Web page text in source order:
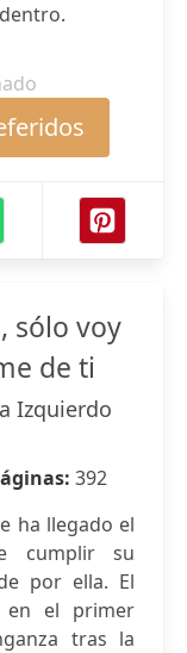
sólo voy
de ti
Izquierdo
392
ha llegado el
cumplir su
por ella. El
en el primer
tras la